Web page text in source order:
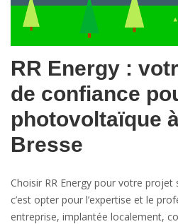
RR Energy :
de confiance
photovoltaïque
Bresse
Choisir RR Energy pour votre
c’est opter pour l’expertise et le
entreprise, implantée localement,